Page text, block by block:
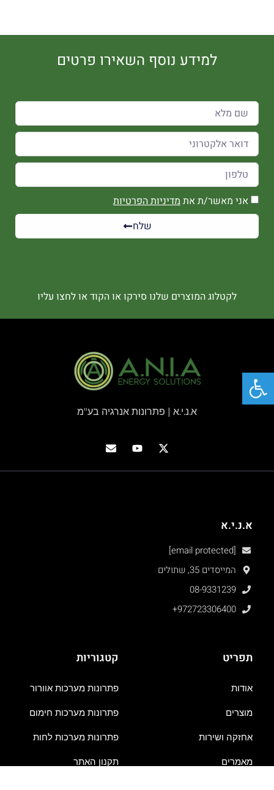
למידע נוסף השאירו פרטים
אני מאשר/ת את מדיניות הפרטיות
שלח
לקטלוג המוצרים שלנו סירקו או הקוד או לחצו עליו
א.נ.י.א | פתרונות אנרגיה בע"מ
א.נ.י.א
[email protected]
המייסדים 35, שתולים
08-9331239
+972723306400
תפריט
אודות
מוצרים
אחזקה ושירות
מאמרים
קטגוריות
פתרונות מערכות אוורור
פתרונות מערכות חימום
פתרונות מערכות לחות
תקנון האתר
פתח סרגל נגישות